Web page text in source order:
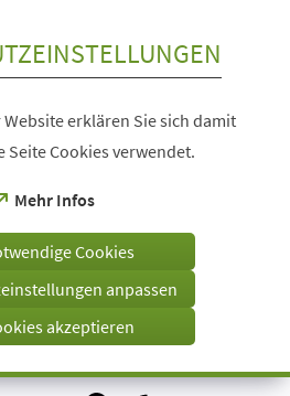
erklären Sie sich damit
Seite Cookies verwendet.
Mehr Infos
Cookies
anpassen
akzeptieren